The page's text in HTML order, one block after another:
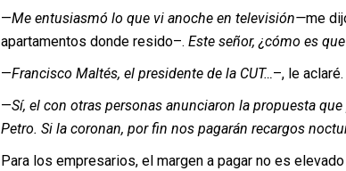
—Me entusiasmó lo que vi anoche en televisión—me
apartamentos donde resido–. Este señor, ¿cómo es
—Francisco Maltés, el presidente de la CUT…–, le aclaré.
—Sí, el con otras personas anunciaron la propuesta
Petro. Si la coronan, por fin nos pagarán recargos
Para los empresarios, el margen a pagar no es